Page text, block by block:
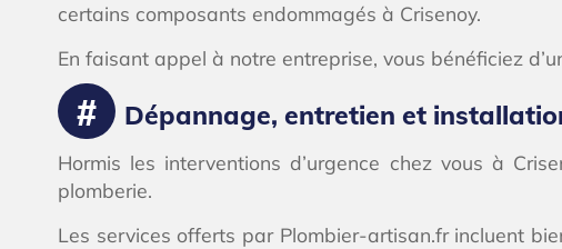
certains composants endommagés à Crisenoy.
En faisant appel à notre entreprise, vous bénéficiez
Dépannage, entretien et
Hormis les interventions d’urgence chez vous à
plomberie.
Les services offerts par Plombier-artisan.fr incluent